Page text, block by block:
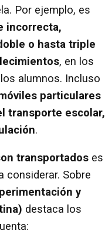
Por ejemplo, es
incorrecta,
o hasta triple
, en los
alumnos. Incluso
particulares
transporte escolar,
.
transportados es
considerar. Sobre
y
destaca los